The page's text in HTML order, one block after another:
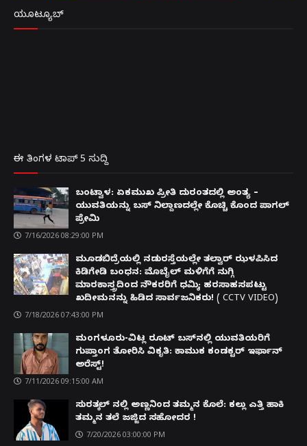
ಯೂಟ್ಯೂಬ್
ಈ ತಿಂಗಳ ಟಾಪ್ 5 ಸುದ್ದಿ
ಬಂಟ್ವಾಳ: ಏಕಮುಖ ಪ್ರೀತಿ ದುರಂತದಲ್ಲಿ ಅಂತ್ಯ –
ಯುವತಿಯನ್ನು ಬಸ್ ನಿಲ್ದಾಣದಲ್ಲೇ ಕೊಚ್ಚಿ ಕೊಂದ ಪಾಗಲ್
ಪ್ರೇಮಿ
7/16/2026 08:29:00 PM
ಮೂಡಬಿದ್ರೆಯಲ್ಲಿ ನಡುರಸ್ತೆಯಲ್ಲೇ ತಲ್ವಾರ್ ಝಳಪಿಸಿದ
ಕಿಡಿಗೇಡಿ ಬಂಧನ: ಮೊಬೈಲ್ ಮಳಿಗೆಗೆ ನುಗ್ಗಿ
ಮಾರಕಾಸ್ತ್ರದಿಂದ ನೌಕರರಿಗೆ ಧಮ್ಕಿ; ಹರಸಾಹಸಪಟ್ಟು
ಖದೀಮನನ್ನು ಹಿಡಿದ ಸಾರ್ವಜನಿಕರು! ( CCTV VIDEO)
7/18/2026 07:43:00 PM
ಮಂಗಳೂರು-ವಿಟ್ಲ ರೂಟ್ ಬಸ್‌ನಲ್ಲಿ ಯುವತಿಯರಿಗೆ
ಗುಪ್ತಾಂಗ ತೋರಿಸಿ ವಿಕೃತಿ: ಕಾಮುಕ ಕಂಡಕ್ಟರ್ ಇರ್ಫಾನ್
ಅರೆಸ್ಟ್!
7/11/2026 09:15:00 AM
ಸುರತ್ಕಲ್ ನಲ್ಲಿ ಅಣ್ಣನಿಂದ ತಮ್ಮನ ಕೊಲೆ: ಕಲ್ಲು ಎತ್ತಿ ಹಾಕಿ
ತಮ್ಮನ ತಲೆ ಜಜ್ಜಿದ ಸಹೋದರ !
7/20/2026 03:00:00 PM